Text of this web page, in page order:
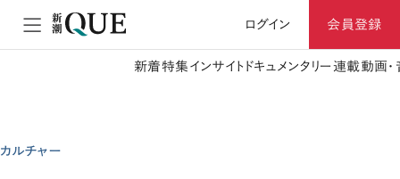
ログイン 会員登録
新着特集 インサイト ドキュメンタリー 連載動画
カルチャー